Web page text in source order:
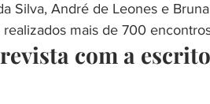
Silva, André de Leones e
mais de 700
com a